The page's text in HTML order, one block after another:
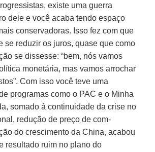
existe uma guerra
dele e você acaba tendo espaço
conservadoras. Isso fez com que
se reduzir os juros, quase que como
se dissesse: “bem, nós vamos
monetária, mas vamos arrochar
Com isso você teve uma
programas como o PAC e o Minha
so­mado à continuidade da crise no
redução de preço de com­
do crescimento da China, acabou
resulta­do ruim no plano do